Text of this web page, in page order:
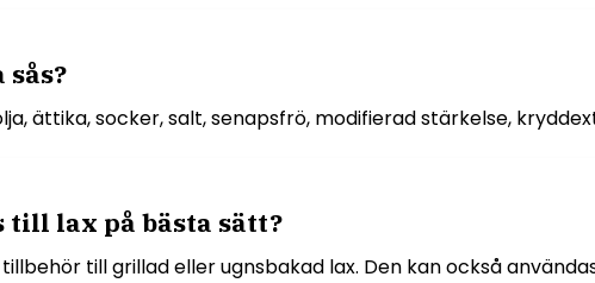
ättika, socker, salt, senapsfrö, modifierad stärkelse,
till lax på bästa sätt?
till grillad eller ugnsbakad lax. Den kan också